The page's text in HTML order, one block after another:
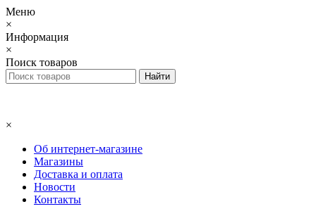
Меню
×
Информация
×
Поиск товаров
×
Об интернет-магазине
Магазины
Доставка и оплата
Новости
Контакты